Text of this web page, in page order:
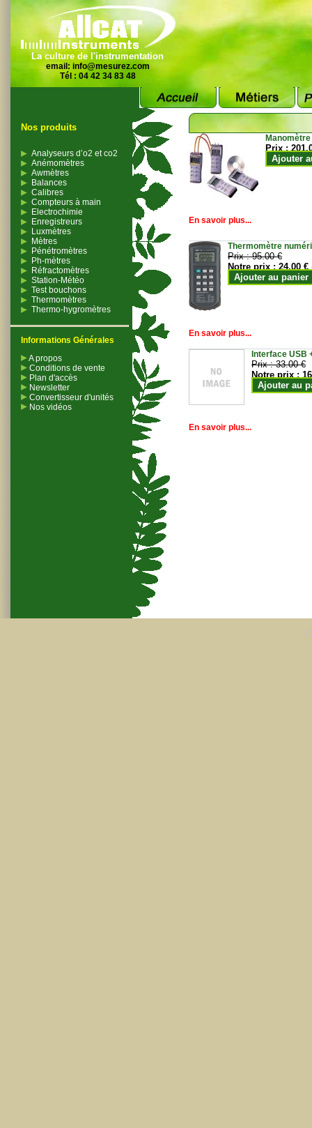
La culture de l'instrumentation
email: info@mesurez.com
Tél : 04 42 34 83 48
Nos produits
Analyseurs d’o2 et co2
Anémomètres
Awmètres
Balances
Calibres
Compteurs à main
Electrochimie
Enregistreurs
Luxmètres
Mètres
Pénétromètres
Ph-mètres
Réfractomètres
Station-Météo
Test bouchons
Thermomètres
Thermo-hygromètres
Informations Générales
A propos
Conditions de vente
Plan d'accès
Newsletter
Convertisseur d'unités
Nos vidéos
Prix :
Ajouter
En savoir plus...
Thermomètre
Prix :95.00 €
Notre prix :24.00 €
Ajouter au panier
En savoir plus...
Interface USB
Prix :33.00 €
Notre prix :
Ajouter au
En savoir plus...